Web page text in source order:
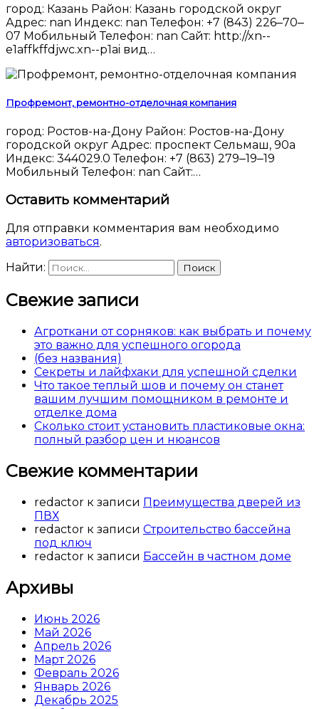
город: Казань Район: Казань городской округ
Адрес: nan Индекс: nan Телефон: +7 (843) 226‒70‒
07 Мобильный Телефон: nan Сайт: http://xn--
e1affkffdjwc.xn--p1ai вид…
Профремонт, ремонтно-отделочная компания
город: Ростов-на-Дону Район: Ростов-на-Дону
городской округ Адрес: проспект Сельмаш, 90а
Индекс: 344029.0 Телефон: +7 (863) 279‒19‒19
Мобильный Телефон: nan Сайт:…
Оставить комментарий
Для отправки комментария вам необходимо
авторизоваться.
Найти:
Свежие записи
Агроткани от сорняков: как выбрать и почему
это важно для успешного огорода
(без названия)
Секреты и лайфхаки для успешной сделки
Что такое теплый шов и почему он станет
вашим лучшим помощником в ремонте и
отделке дома
Сколько стоит установить пластиковые окна:
полный разбор цен и нюансов
Свежие комментарии
redactor к записи Преимущества дверей из
ПВХ
redactor к записи Строительство бассейна
под ключ
redactor к записи Бассейн в частном доме
Архивы
Июнь 2026
Май 2026
Апрель 2026
Март 2026
Февраль 2026
Январь 2026
Декабрь 2025